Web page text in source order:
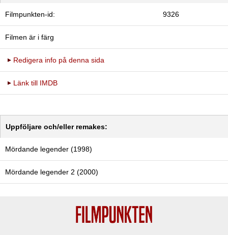
Filmpunkten-id: 9326
Filmen är i färg
Redigera info på denna sida
Länk till IMDB
Uppföljare och/eller remakes:
Mördande legender (1998)
Mördande legender 2 (2000)